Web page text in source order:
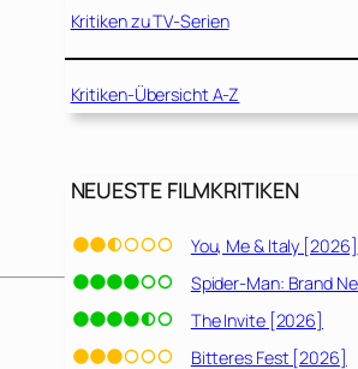
Kritiken zu TV-Serien
Kritiken-Übersicht A-Z
NEUESTE FILMKRITIKEN
You, Me & Italy [2026]
Spider-Man: Brand
The Invite [2026]
Bitteres Fest [2026]